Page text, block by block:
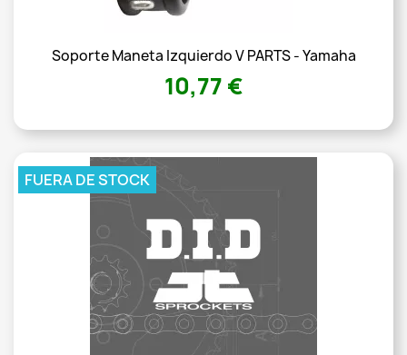
Soporte Maneta Izquierdo V PARTS - Yamaha
10,77 €
FUERA DE STOCK